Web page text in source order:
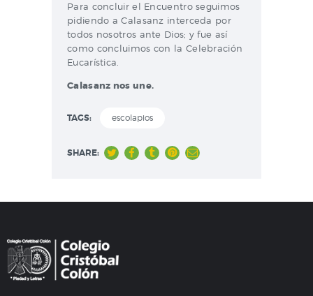
Para concluir el Encuentro seguimos
pidiendo a Calasanz interceda por
todos nosotros ante Dios; y fue así
como concluimos con la Celebración
Eucarística.
Calasanz nos une.
TAGS: escolapios
SHARE: